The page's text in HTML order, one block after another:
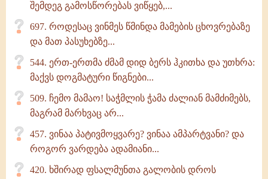
შემდეგ გამოსწორებას ვიწყებ,...
697. როდესაც ვინმეს წმინდა მამების ცხოვრებაზე
და მათ პასუხებზე...
544. ერთ-ერთმა ძმამ დიდ ბერს ჰკითხა და უთხრა:
მაქვს დოგმატური წიგნები...
509. ჩემო მამაო! საჭმლის ჭამა ძალიან მამძიმებს,
მაგრამ მარხვაც არ...
457. ვინაა პატივმოყვარე? ვინაა ამპარტვანი? და
როგორ ვარდება ადამიანი...
420. ხშირად ფსალმუნთა გალობის დროს